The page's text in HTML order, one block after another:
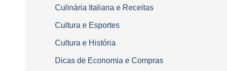
Culinária Italiana e Receitas
Cultura e Esportes
Cultura e História
Dicas de Economia e Compras